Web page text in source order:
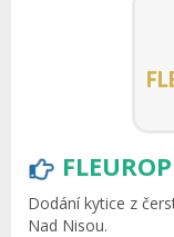
Dodání kytice z
Nad Nisou.